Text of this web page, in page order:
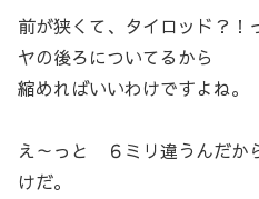
前が狭くて、タイロッド？！
ヤの後ろについてるから
縮めればいいわけですよね。
え～っと ６ミリ違うんだか
けだ。